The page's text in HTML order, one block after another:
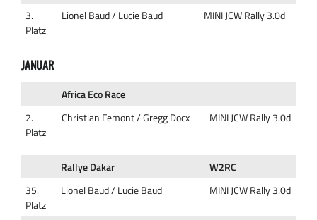
3.
Platz
Lionel Baud / Lucie Baud MINI JCW Rally 3.0d
JANUAR
Africa Eco Race
2.
Platz
Christian Femont / Gregg Docx MINI JCW Rally 3.0d
Rallye Dakar
W2RC
35.
Platz
Lionel Baud / Lucie Baud MINI JCW Rally 3.0d